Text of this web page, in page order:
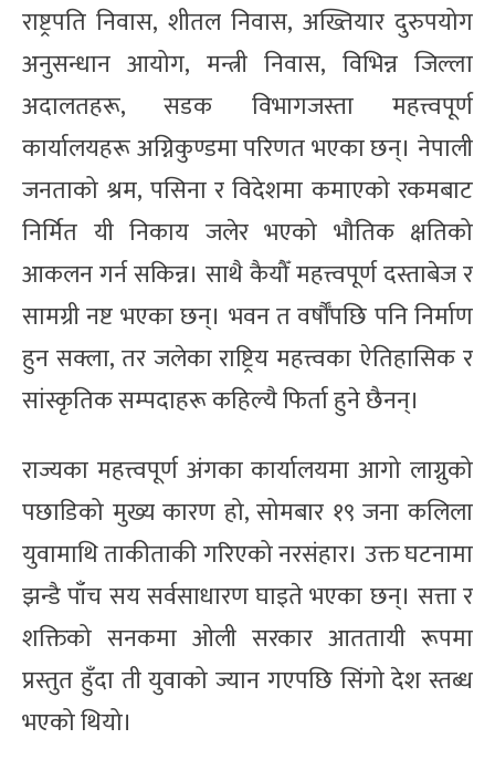
राष्ट्रपति निवास, शीतल निवास, अख्तियार दुरुपयोग
अनुसन्धान आयोग, मन्त्री निवास, विभिन्न जिल्ला
अदालतहरू, सडक विभागजस्ता महत्त्वपूर्ण
कार्यालयहरू अग्निकुण्डमा परिणत भएका छन्। नेपाली
जनताको श्रम, पसिना र विदेशमा कमाएको रकमबाट
निर्मित यी निकाय जलेर भएको भौतिक क्षतिको
आकलन गर्न सकिन्न। साथै कैयौँ महत्त्वपूर्ण दस्ताबेज र
सामग्री नष्ट भएका छन्। भवन त वर्षौँपछि पनि निर्माण
हुन सक्ला, तर जलेका राष्ट्रिय महत्त्वका ऐतिहासिक र
सांस्कृतिक सम्पदाहरू कहिल्यै फिर्ता हुने छैनन्।
राज्यका महत्त्वपूर्ण अंगका कार्यालयमा आगो लाग्नुको
पछाडिको मुख्य कारण हो, सोमबार १९ जना कलिला
युवामाथि ताकीताकी गरिएको नरसंहार। उक्त घटनामा
झन्डै पाँच सय सर्वसाधारण घाइते भएका छन्। सत्ता र
शक्तिको सनकमा ओली सरकार आततायी रूपमा
प्रस्तुत हुँदा ती युवाको ज्यान गएपछि सिंगो देश स्तब्ध
भएको थियो।